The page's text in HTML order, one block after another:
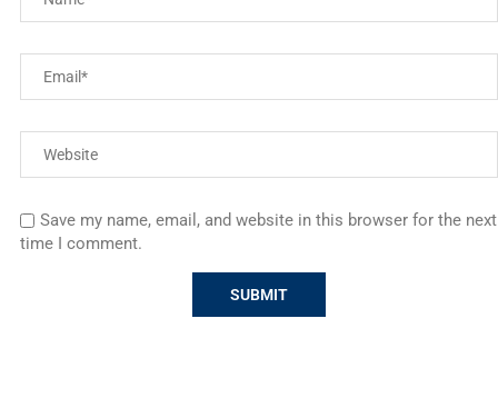
Save my name, email, and website in this browser for the next
time I comment.